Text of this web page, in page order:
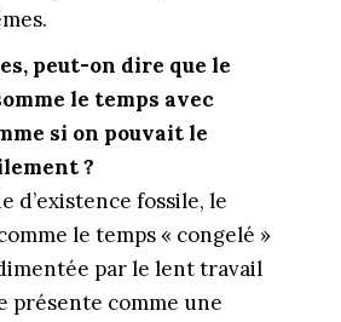
peut-on dire que le
le temps avec
si on pouvait le
?
d’existence fossile, le
le temps « congelé »
par le lent travail
présente comme une